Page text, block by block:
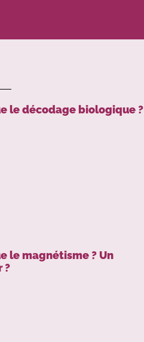
le décodage biologique ?
le magnétisme ? Un
?